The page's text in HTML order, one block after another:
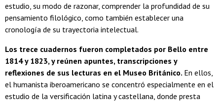
estudio, su modo de razonar, comprender la profundidad de su
pensamiento filológico, como también establecer una
cronología de su trayectoria intelectual.
Los trece cuadernos fueron completados por Bello entre
1814 y 1823, y reúnen apuntes, transcripciones y
reflexiones de sus lecturas en el Museo Británico. En ellos,
el humanista iberoamericano se concentró especialmente en el
estudio de la versificación latina y castellana, donde presta